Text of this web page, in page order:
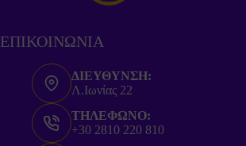
ΕΠΙΚΟΙΝΩΝΙΑ
ΔΙΕΥΘΥΝΣΗ:
Λ.Ιωνίας 22
ΤΗΛΕΦΩΝΟ:
+30 2810 220 810